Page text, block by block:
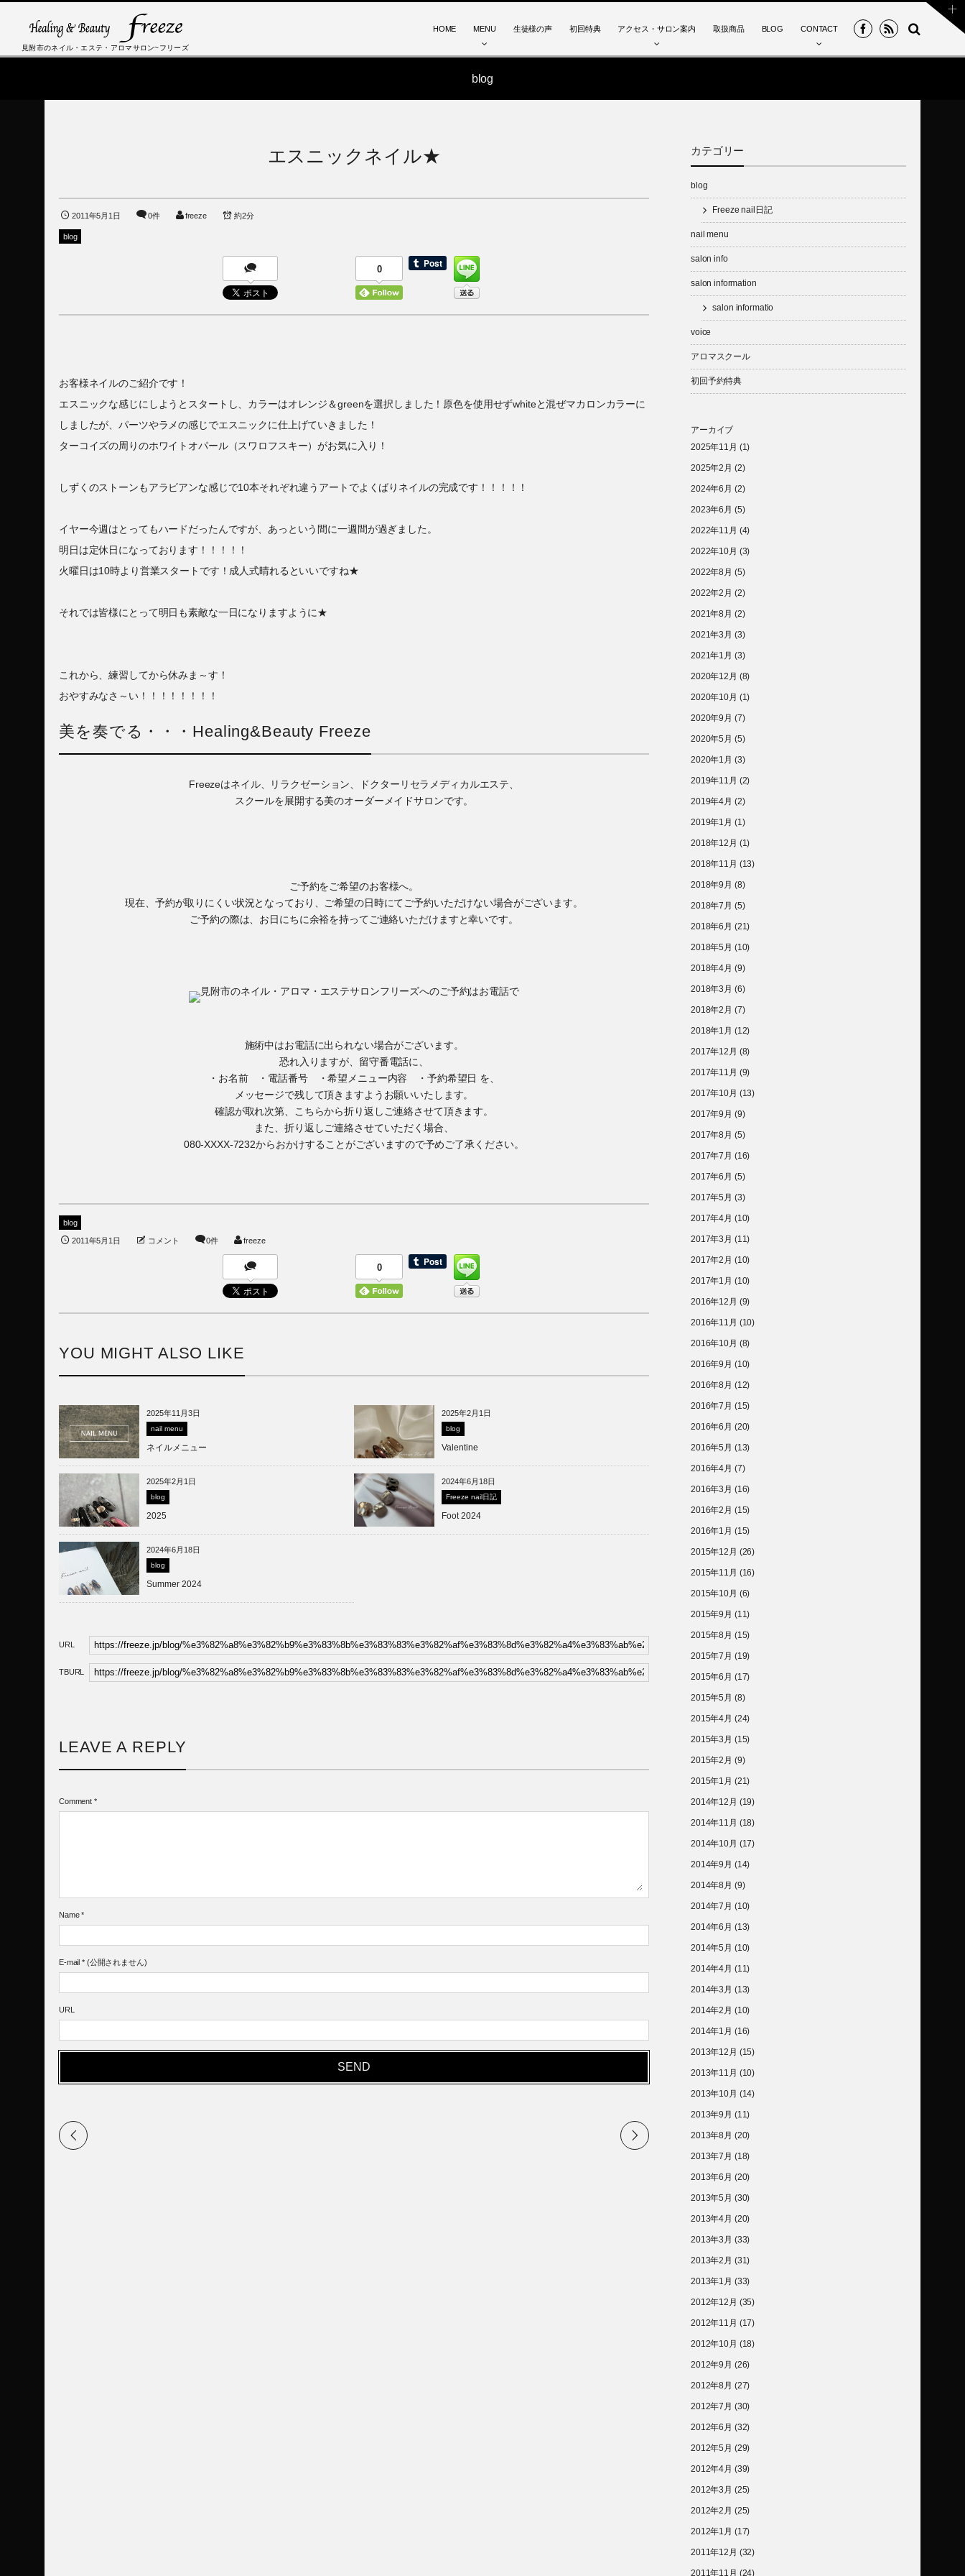
見附市のネイル・エステ・アロマサロン~フリーズ
HOME MENU 生徒様の声 初回特典 アクセス・サロン案内 取扱商品 BLOG CONTACT
blog
エスニックネイル★
2011年5月1日 0件 freeze 約2分
blog
0
お客様ネイルのご紹介です！
エスニックな感じにしようとスタートし、カラーはオレンジ＆greenを選択しました！原色を使用せずwhiteと混ぜマカロンカラーに
しましたが、パーツやラメの感じでエスニックに仕上げていきました！
ターコイズの周りのホワイトオパール（スワロフスキー）がお気に入り！
しずくのストーンもアラビアンな感じで10本それぞれ違うアートでよくばりネイルの完成です！！！！！
イヤー今週はとってもハードだったんですが、あっという間に一週間が過ぎました。
明日は定休日になっております！！！！！
火曜日は10時より営業スタートです！成人式晴れるといいですね★
それでは皆様にとって明日も素敵な一日になりますように★
これから、練習してから休みま～す！
おやすみなさ～い！！！！！！！！
美を奏でる・・・Healing&Beauty Freeze
Freezeはネイル、リラクゼーション、ドクターリセラメディカルエステ、
スクールを展開する美のオーダーメイドサロンです。
ご予約をご希望のお客様へ。
現在、予約が取りにくい状況となっており、ご希望の日時にてご予約いただけない場合がございます。
ご予約の際は、お日にちに余裕を持ってご連絡いただけますと幸いです。
施術中はお電話に出られない場合がございます。
恐れ入りますが、留守番電話に、
・お名前 ・電話番号 ・希望メニュー内容 ・予約希望日 を、
メッセージで残して頂きますようお願いいたします。
確認が取れ次第、こちらから折り返しご連絡させて頂きます。
また、折り返しご連絡させていただく場合、
080-XXXX-7232からおかけすることがございますので予めご了承ください。
blog
2011年5月1日 コメント 0件 freeze
0
YOU MIGHT ALSO LIKE
2025年11月3日
nail menu
ネイルメニュー
2025年2月1日
blog
Valentine
2025年2月1日
blog
2025
2024年6月18日
Freeze nail日記
Foot 2024
2024年6月18日
blog
Summer 2024
URL
TBURL
LEAVE A REPLY
Comment *
Name *
E-mail *(公開されません)
URL
カテゴリー
blog
Freeze nail日記
nail menu
salon info
salon information
salon informatio
voice
アロマスクール
初回予約特典
アーカイブ
2025年11月 (1)
2025年2月 (2)
2024年6月 (2)
2023年6月 (5)
2022年11月 (4)
2022年10月 (3)
2022年8月 (5)
2022年2月 (2)
2021年8月 (2)
2021年3月 (3)
2021年1月 (3)
2020年12月 (8)
2020年10月 (1)
2020年9月 (7)
2020年5月 (5)
2020年1月 (3)
2019年11月 (2)
2019年4月 (2)
2019年1月 (1)
2018年12月 (1)
2018年11月 (13)
2018年9月 (8)
2018年7月 (5)
2018年6月 (21)
2018年5月 (10)
2018年4月 (9)
2018年3月 (6)
2018年2月 (7)
2018年1月 (12)
2017年12月 (8)
2017年11月 (9)
2017年10月 (13)
2017年9月 (9)
2017年8月 (5)
2017年7月 (16)
2017年6月 (5)
2017年5月 (3)
2017年4月 (10)
2017年3月 (11)
2017年2月 (10)
2017年1月 (10)
2016年12月 (9)
2016年11月 (10)
2016年10月 (8)
2016年9月 (10)
2016年8月 (12)
2016年7月 (15)
2016年6月 (20)
2016年5月 (13)
2016年4月 (7)
2016年3月 (16)
2016年2月 (15)
2016年1月 (15)
2015年12月 (26)
2015年11月 (16)
2015年10月 (6)
2015年9月 (11)
2015年8月 (15)
2015年7月 (19)
2015年6月 (17)
2015年5月 (8)
2015年4月 (24)
2015年3月 (15)
2015年2月 (9)
2015年1月 (21)
2014年12月 (19)
2014年11月 (18)
2014年10月 (17)
2014年9月 (14)
2014年8月 (9)
2014年7月 (10)
2014年6月 (13)
2014年5月 (10)
2014年4月 (11)
2014年3月 (13)
2014年2月 (10)
2014年1月 (16)
2013年12月 (15)
2013年11月 (10)
2013年10月 (14)
2013年9月 (11)
2013年8月 (20)
2013年7月 (18)
2013年6月 (20)
2013年5月 (30)
2013年4月 (20)
2013年3月 (33)
2013年2月 (31)
2013年1月 (33)
2012年12月 (35)
2012年11月 (17)
2012年10月 (18)
2012年9月 (26)
2012年8月 (27)
2012年7月 (30)
2012年6月 (32)
2012年5月 (29)
2012年4月 (39)
2012年3月 (25)
2012年2月 (25)
2012年1月 (17)
2011年12月 (32)
2011年11月 (24)